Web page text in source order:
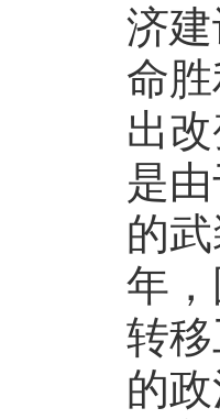
济
命
出
是
的
年
转
的